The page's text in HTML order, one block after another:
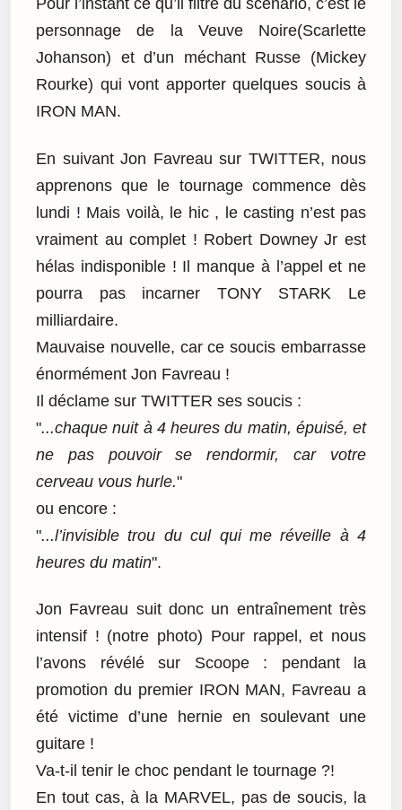
Pour l’instant ce qu’il filtre du scénario, c’est le
personnage de la Veuve Noire(Scarlette
Johanson) et d’un méchant Russe (Mickey
Rourke) qui vont apporter quelques soucis à
IRON MAN.
En suivant Jon Favreau sur TWITTER, nous
apprenons que le tournage commence dès
lundi ! Mais voilà, le hic , le casting n’est pas
vraiment au complet ! Robert Downey Jr est
hélas indisponible ! Il manque à l’appel et ne
pourra pas incarner TONY STARK Le
milliardaire.
Mauvaise nouvelle, car ce soucis embarrasse
énormément Jon Favreau !
Il déclame sur TWITTER ses soucis :
"...chaque nuit à 4 heures du matin, épuisé, et
ne pas pouvoir se rendormir, car votre
cerveau vous hurle."
ou encore :
"...l’invisible trou du cul qui me réveille à 4
heures du matin".
Jon Favreau suit donc un entraînement très
intensif ! (notre photo) Pour rappel, et nous
l’avons révélé sur Scoope : pendant la
promotion du premier IRON MAN, Favreau a
été victime d’une hernie en soulevant une
guitare !
Va-t-il tenir le choc pendant le tournage ?!
En tout cas, à la MARVEL, pas de soucis, la